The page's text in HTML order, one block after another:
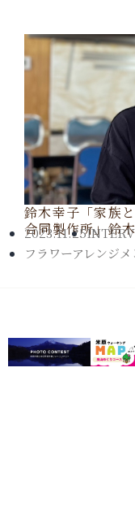
鈴木幸子「家族
合同製作所」鈴
2023.11.25
フラワーアレンジメ